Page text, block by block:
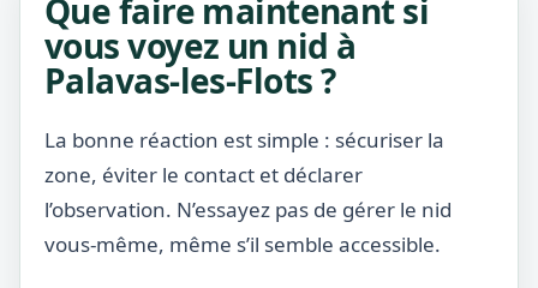
Que faire maintenant si
vous voyez un nid à
Palavas-les-Flots ?
La bonne réaction est simple : sécuriser la
zone, éviter le contact et déclarer
l’observation. N’essayez pas de gérer le nid
vous-même, même s’il semble accessible.